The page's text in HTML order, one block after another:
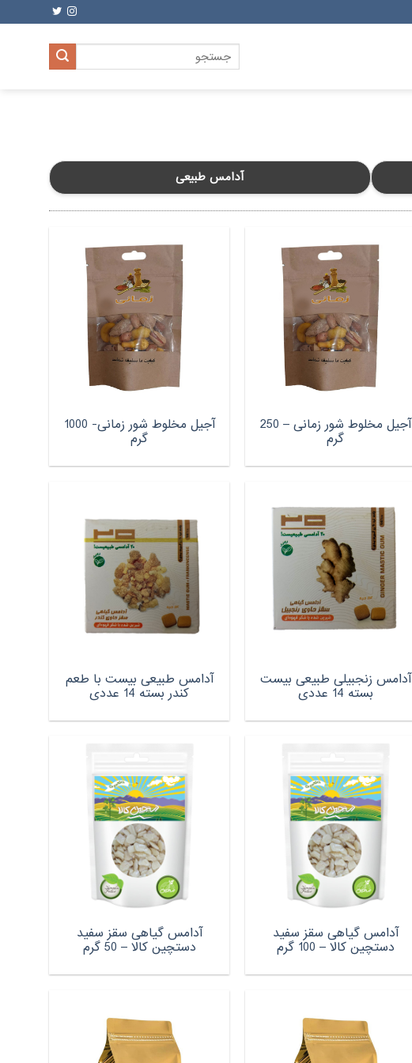
جستجو
برای:
آدامس طبیعی
آجیل مخلوط شور زمانی – 250
گرم
آجیل مخلوط شور زمانی- 1000
گرم
آدامس زنجبیلی طبیعی بیست
بسته 14 عددی
آدامس طبیعی بیست با طعم
کندر بسته 14 عددی
آدامس گیاهی سقز سفید
دستچین کالا – 100 گرم
آدامس گیاهی سقز سفید
دستچین کالا – 50 گرم